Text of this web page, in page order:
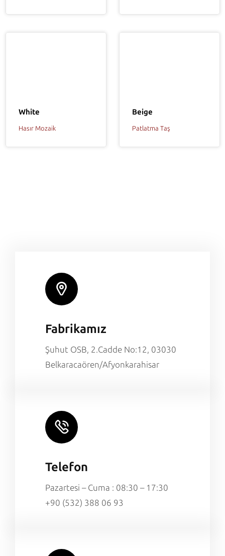
White
Hasır Mozaik
Beige
Patlatma Taş
Fabrikamız
Şuhut OSB, 2.Cadde No:12, 03030
Belkaracaören/Afyonkarahisar
Telefon
Pazartesi – Cuma : 08:30 – 17:30
+90 (532) 388 06 93